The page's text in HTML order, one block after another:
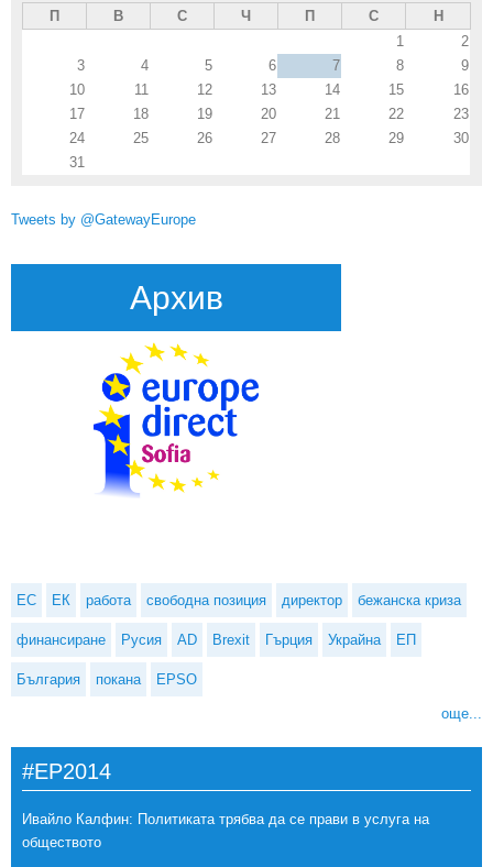
П В С Ч П С
Н
1
2
3
4 5 6 7 8
9
10
11 12 13 14 15
16
17
18 19 20 21 22
23
24
25 26 27 28 29
30
31
Tweets by @GatewayEurope
Архив
ЕС ЕК работа свободна позиция директор бежанска криза
финансиране Русия AD Brexit Гърция Украйна ЕП
България покана EPSO
още...
#EP2014
Ивайло Калфин: Политиката трябва да се прави в услуга на
обществото